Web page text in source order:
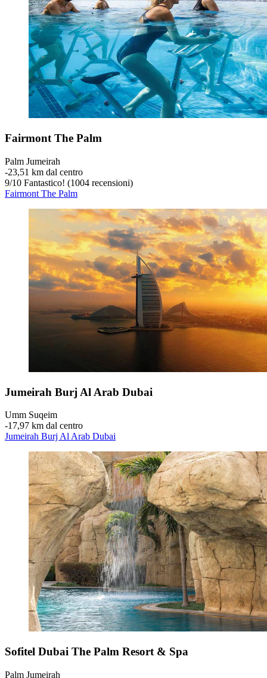
Fairmont The Palm
Palm Jumeirah
‐23,51 km dal centro
9/10 Fantastico! (1004 recensioni)
Fairmont The Palm
Jumeirah Burj Al Arab Dubai
Umm Suqeim
‐17,97 km dal centro
Jumeirah Burj Al Arab Dubai
Sofitel Dubai The Palm Resort & Spa
Palm Jumeirah